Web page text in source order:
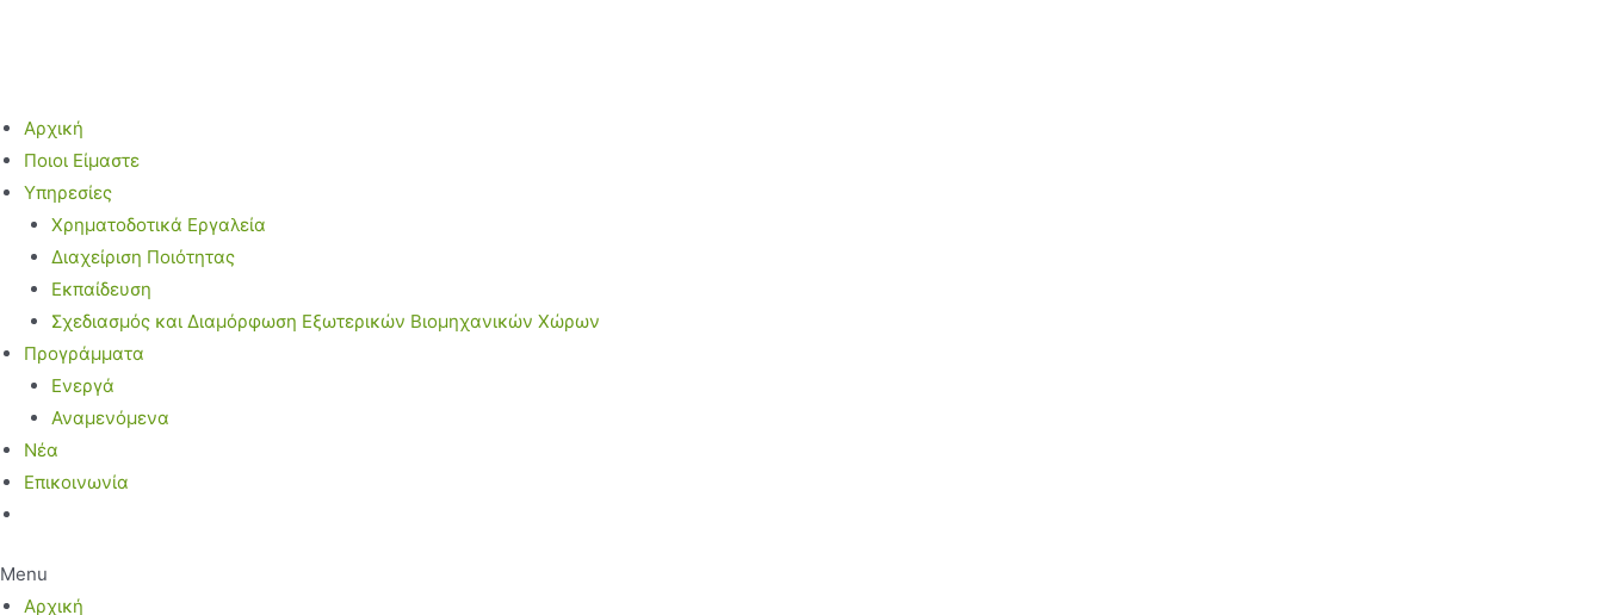
Αρχική
Ποιοι Είμαστε
Υπηρεσίες
Χρηματοδοτικά Εργαλεία
Διαχείριση Ποιότητας
Εκπαίδευση
Σχεδιασμός και Διαμόρφωση Εξωτερικών Βιομηχανικών Χώρων
Προγράμματα
Ενεργά
Αναμενόμενα
Νέα
Επικοινωνία
Menu
Αρχική